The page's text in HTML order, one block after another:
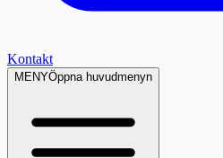
Kontakt
MENYÖppna huvudmenyn